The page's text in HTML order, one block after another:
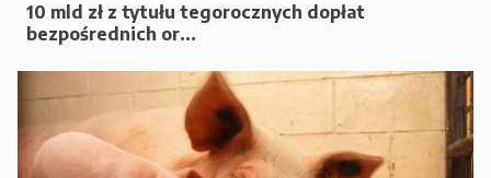
10 mld zł z tytułu tegorocznych dopłat
bezpośrednich or...